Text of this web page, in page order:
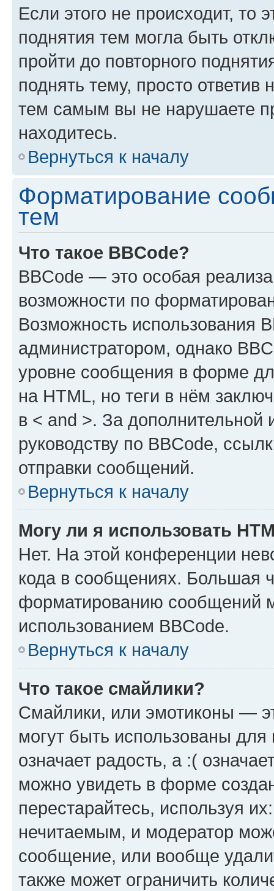
Если этого не происходит, то
поднятия тем могла быть
пройти до повторного
поднять тему, просто ответив
тем самым вы не нарушаете
находитесь.
Вернуться к началу
Форматирование
тем
Что такое BBCode?
BBCode — это особая
возможности по
Возможность использования
администратором, однако
уровне сообщения в форме
на HTML, но теги в нём
в < and >. За
руководству по BBCode,
отправки сообщений.
Вернуться к началу
Могу ли я использовать
Нет. На этой конференции
кода в сообщениях. Большая
форматированию сообщений
использованием BBCode.
Вернуться к началу
Что такое смайлики?
Смайлики, или эмотиконы —
могут быть использованы
означает радость, а :(
можно увидеть в форме
перестарайтесь, используя
нечитаемым, и модератор
сообщение, или вообще
также может ограничить